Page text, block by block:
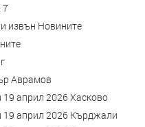
7
извън Новините
Аврамов
19 април 2026 Хасково
19 април 2026 Кърджали